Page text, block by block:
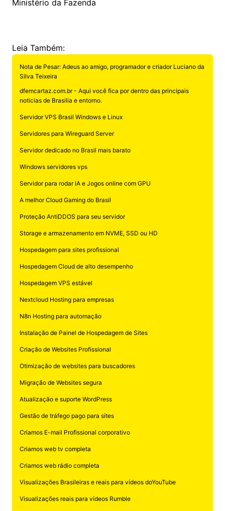
Ministério da Fazenda
Leia Também:
Nota de Pesar: Adeus ao amigo, programador e criador Luciano da
Silva Teixeira
dfemcartaz.com.br - Aqui você fica por dentro das principais
noticias de Brasilia e entorno.
Servidor VPS Brasil Windows e Linux
Servidores para Wireguard Server
Servidor dedicado no Brasil mais barato
Windows servidores vps
Servidor para rodar IA e Jogos online com GPU
A melhor Cloud Gaming do Brasil
Proteção AntiDDOS para seu servidor
Storage e armazenamento em NVME, SSD ou HD
Hospedagem para sites profissional
Hospedagem Cloud de alto desempenho
Hospedagem VPS estável
Nextcloud Hosting para empresas
N8n Hosting para automação
Instalação de Painel de Hospedagem de Sites
Criação de Websites Profissional
Otimização de websites para buscadores
Migração de Websites segura
Atualização e suporte WordPress
Gestão de tráfego pago para sites
Criamos E-mail Profissional corporativo
Criamos web tv completa
Criamos web rádio completa
Visualizações Brasileiras e reais para vídeos doYouTube
Visualizações reais para vídeos Rumble